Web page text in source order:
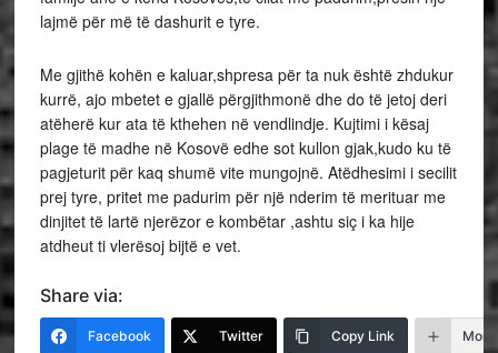
lajmë për më të dashurit e tyre.
Me gjithë kohën e kaluar,shpresa për ta nuk është zhdukur
kurrë, ajo mbetet e gjallë përgjithmonë dhe do të jetoj deri
atëherë kur ata të kthehen në vendlindje. Kujtimi i kësaj
plage të madhe në Kosovë edhe sot kullon gjak,kudo ku të
pagjeturit për kaq shumë vite mungojnë. Atëdhesimi i secilit
prej tyre, pritet me padurim për një nderim të merituar me
dinjitet të lartë njerëzor e kombëtar ,ashtu siç i ka hije
atdheut ti vlerësoj bijtë e vet.
Share via:
Facebook Twitter Copy Link More